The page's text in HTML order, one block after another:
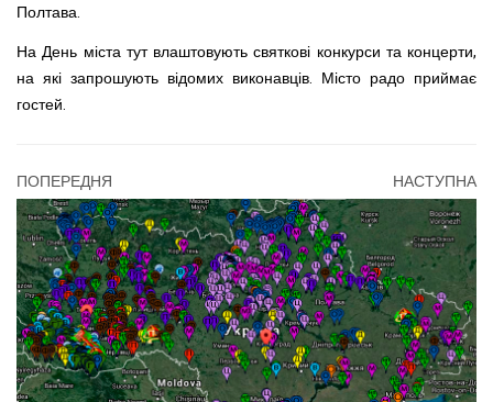
Полтава.
На День міста тут влаштовують святкові конкурси та концерти,
на які запрошують відомих виконавців. Місто радо приймає
гостей.
ПОПЕРЕДНЯ НАСТУПНА